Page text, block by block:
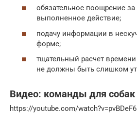
обязательное поощрение
выполненное действие;
подачу информации в
форме;
тщательный расчет
не должны быть слишком
Видео: команды для собак
https://youtube.com/